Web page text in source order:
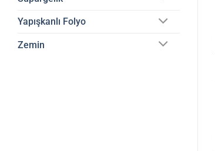
Yapışkanlı Folyo
Zemin